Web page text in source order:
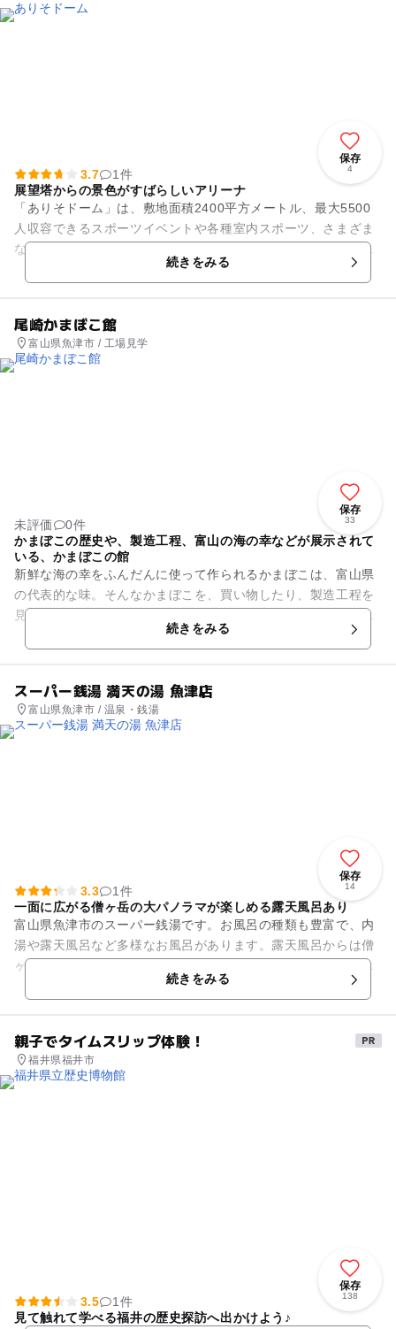
保存
4
3.7
1件
展望塔からの景色がすばらしいアリーナ
「ありそドーム」は、敷地面積2400平方メートル、最大5500
人収容できるスポーツイベントや各種室内スポーツ、さまざま
なイベントなどが楽しめるアリーナです。富山湾の別称「有磯
続きをみる
尾崎かまぼこ館
富山県魚津市 / 工場見学
保存
33
未評価
0件
かまぼこの歴史や、製造工程、富山の海の幸などが展示されて
いる、かまぼこの館
新鮮な海の幸をふんだんに使って作られるかまぼこは、富山県
の代表的な味。そんなかまぼこを、買い物したり、製造工程を
見学したりできるのが、「尾崎かまぼこ館」です。受け継がれ
た伝統的手法と、開発を重ね...続きをみる
スーパー銭湯 満天の湯 魚津店
富山県魚津市 / 温泉・銭湯
保存
14
3.3
1件
一面に広がる僧ヶ岳の大パノラマが楽しめる露天風呂あり
富山県魚津市のスーパー銭湯です。お風呂の種類も豊富で、内
湯や露天風呂など多様なお風呂があります。露天風呂からは僧
ヶ岳が一望できます。スケールの大きい景観はリラックス効果
が絶大です。また、日替わり...続きをみる
親子でタイムスリップ体験！
福井県福井市
保存
138
3.5
1件
見て触れて学べる福井の歴史探訪へ出かけよう♪